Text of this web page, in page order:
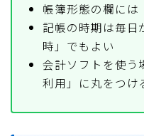
帳簿形態の欄には
記帳の時期は毎日
時」でもよい
会計ソフトを使
利用」に丸をつけ